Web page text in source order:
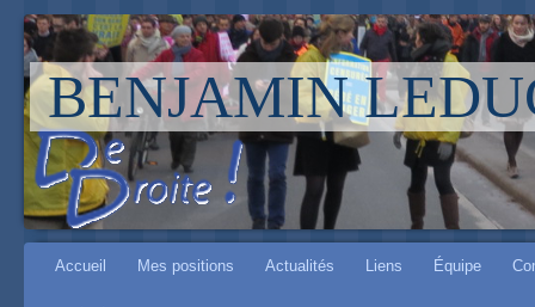
BENJAMIN
Aller à :
navigation
Accueil Mes positions Actualités Liens Équipe